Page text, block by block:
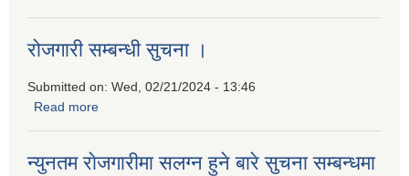
रोजगारी सम्बन्धी सुचना ।
Submitted on: Wed, 02/21/2024 - 13:46
Read more
न्युनतम राेजगारीमा सलग्न हुने बारे सुचना सम्बन्धमा